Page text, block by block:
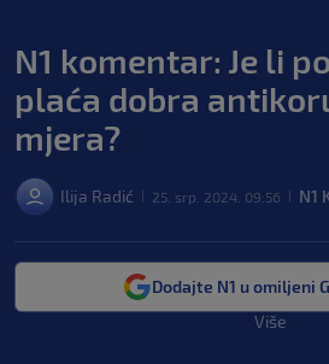
N1 komentar: Je li
plaća dobra
mjera?
Ilija Radić 25. srp. 2024. 09:56 N1
Dodajte N1 u omiljeni
Više